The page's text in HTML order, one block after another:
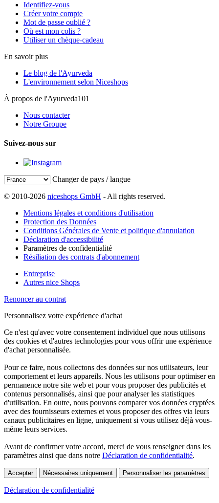
Identifiez-vous
Créer votre compte
Mot de passe oublié ?
Où est mon colis ?
Utiliser un chèque-cadeau
En savoir plus
Le blog de l'Ayurveda
L'environnement selon Niceshops
À propos de l'Ayurveda101
Nous contacter
Notre Groupe
Suivez-nous sur
Changer de pays / langue
© 2010-2026 niceshops GmbH - All rights reserved.
Mentions légales et conditions d'utilisation
Protection des Données
Conditions Générales de Vente et politique d'annulation
Déclaration d'accessibilité
Paramètres de confidentialité
Résiliation des contrats d'abonnement
Entreprise
Autres nice Shops
Renoncer au contrat
Personnalisez votre expérience d'achat
Ce n'est qu'avec votre consentement individuel que nous utilisons
des cookies et d'autres technologies pour vous offrir une expérience
d'achat personnalisée.
Pour ce faire, nous collectons des données sur nos utilisateurs, leur
comportement et leurs appareils. Nous les utilisons pour optimiser en
permanence notre site web et pour vous proposer des publicités et
contenus personnalisés, ainsi que pour analyser les statistiques
d'utilisation. En outre, nous pouvons comparer vos données cryptées
avec des fournisseurs externes et vous proposer des offres via leurs
canaux publicitaires en ligne, uniquement si vous utilisez déjà vous-
même leurs services.
Avant de confirmer votre accord, merci de vous renseigner dans les
paramètres ainsi que dans notre Déclaration de confidentialité.
Accepter Nécessaires uniquement Personnaliser les paramètres
Déclaration de confidentialité